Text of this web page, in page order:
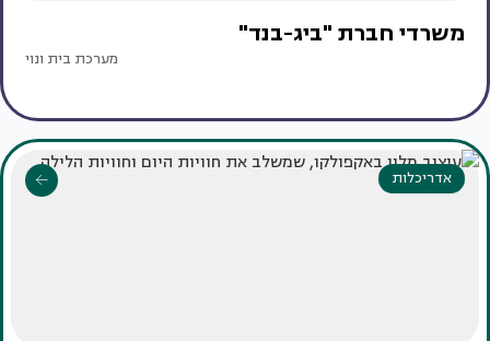
משרדי חברת "ביג-בנד"
מערכת בית ונוי
אדריכלות